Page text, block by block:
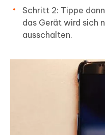
Schritt 2: Tippe
das Gerät wird sich
ausschalten.